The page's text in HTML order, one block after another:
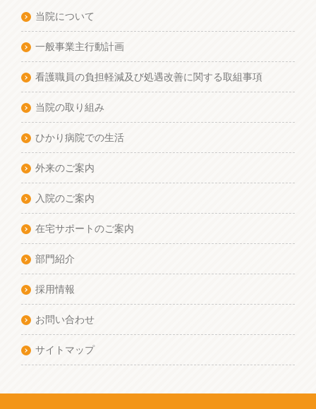
当院について
一般事業主行動計画
看護職員の負担軽減及び処遇改善に関する取組事項
当院の取り組み
ひかり病院での生活
外来のご案内
入院のご案内
在宅サポートのご案内
部門紹介
採用情報
お問い合わせ
サイトマップ